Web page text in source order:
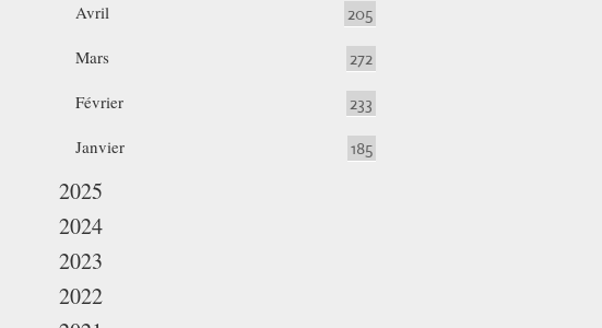
Avril 205
Mars 272
Février 233
Janvier 185
2025
2024
2023
2022